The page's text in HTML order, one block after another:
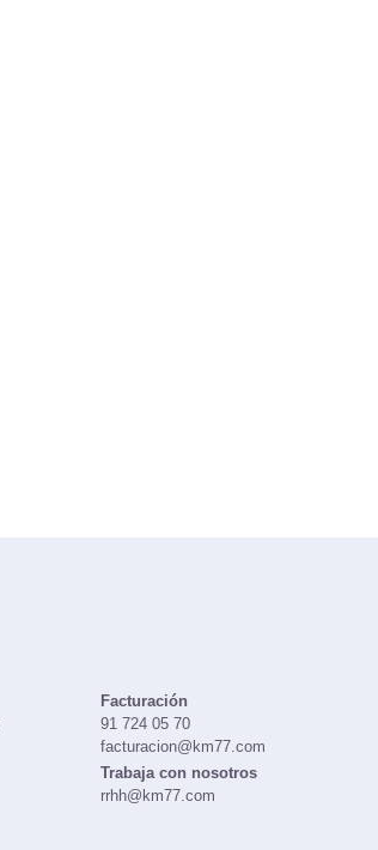
Facturación
91 724 05 70
facturacion@km77.com
Trabaja con nosotros
rrhh@km77.com